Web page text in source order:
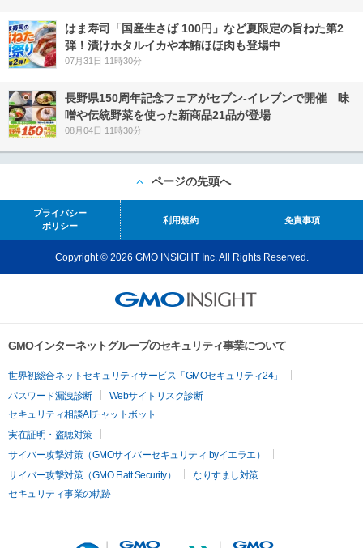
はま寿司「国産生さば 100円」など夏限定の旨ねた第2
弾！漬けホタルイカや本鮪ほほ肉も登場中
07月31日 11時30分
長野県150周年記念フェアがセブン-イレブンで開催 味
噌や伝統野菜を使った新商品21品が登場
08月04日 11時30分
ページの先頭へ
プライバシー
ポリシー
利用規約 免責事項
Copyright © 2026 GMO INSIGHT Inc. All Rights Reserved.
GMOインターネットグループのセキュリティ事業について
世界初総合ネットセキュリティサービス「GMOセキュリティ24」
パスワード漏洩診断
Webサイトリスク診断
セキュリティ相談AIチャットボット
実在証明・盗聴対策
サイバー攻撃対策（GMOサイバーセキュリティ byイエラエ）
サイバー攻撃対策（GMO Flatt Security）
なりすまし対策
セキュリティ事業の軌跡